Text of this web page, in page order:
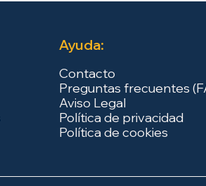
Ayuda:
Contacto
Preguntas frecuentes
Aviso Legal
Política de privacidad
Política de cookies